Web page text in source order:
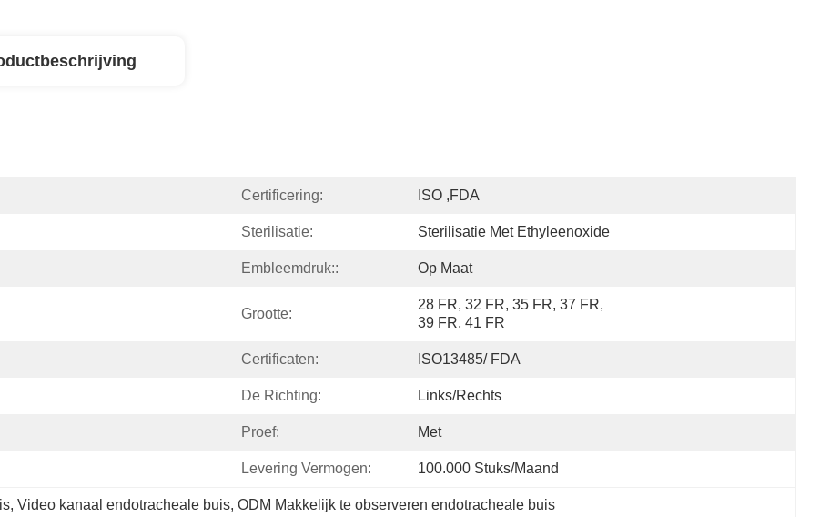
Certificering: ISO ,FDA
Sterilisatie: Sterilisatie Met Ethyleenoxide
Embleemdruk:: Op Maat
Grootte:
28 FR, 32 FR, 35 FR, 37 FR,
39 FR, 41 FR
Certificaten: ISO13485/ FDA
De Richting: Links/rechts
Proef: Met
Levering Vermogen: 100.000 Stuks/maand
, Video kanaal endotracheale buis, ODM Makkelijk te observeren endotracheale buis